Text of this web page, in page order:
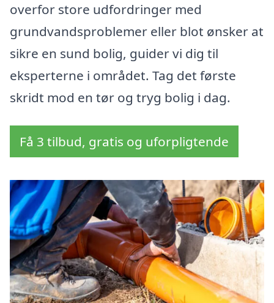
overfor store udfordringer med
grundvandsproblemer eller blot ønsker at
sikre en sund bolig, guider vi dig til
eksperterne i området. Tag det første
skridt mod en tør og tryg bolig i dag.
Få 3 tilbud, gratis og uforpligtende